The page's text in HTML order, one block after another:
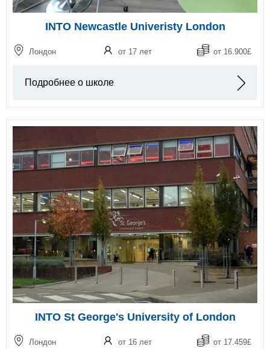
INTO Newcastle Univeristy London
Лондон от 17 лет от 16.900£
Подробнее о школе
INTO St George's University of London
Лондон от 16 лет от 17.459£